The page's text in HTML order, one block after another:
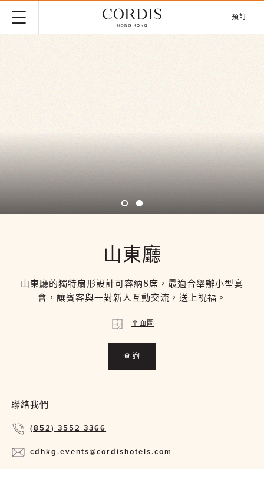
預訂
山東廳
山東廳的獨特扇形設計可容納8席，最適合舉辦小型宴
會，讓賓客與一對新人互動交流，送上祝福。
平面圖
查詢
聯絡我們
(852) 3552 3366
cdhkg.events@cordishotels.com